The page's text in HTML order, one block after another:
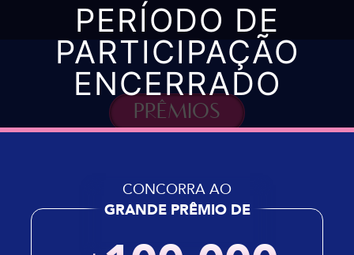
PRÊMIOS
CONCORRA AO
GRANDE PRÊMIO DE
PERÍODO DE
PARTICIPAÇÃO
ENCERRADO